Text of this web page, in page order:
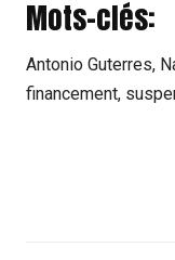
Mots-clés:
Antonio Guterres,
financement,